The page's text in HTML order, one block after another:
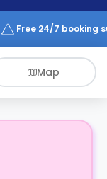
Free 24/7 booking
Map